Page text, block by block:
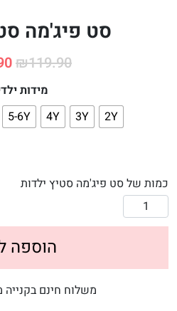
סט פיג'מה
₪119.90
מידות
2Y
3Y
4Y
5-6Y
כמות של סט פיג'מה סטיץ ילדות
הוספה
משלוח חינם בקנייה מעל